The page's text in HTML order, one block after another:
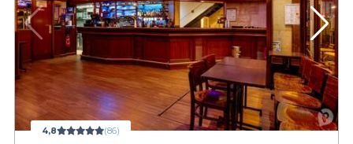
4,8 (86)